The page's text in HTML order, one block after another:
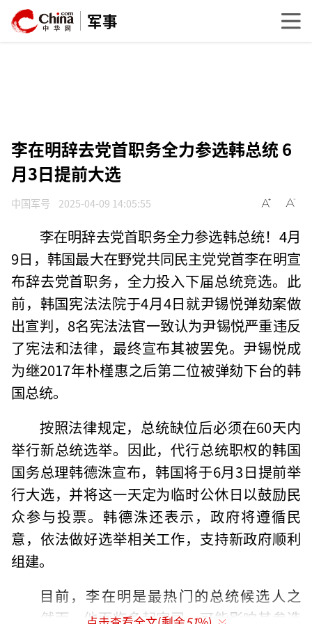
军事
李在明辞去党首职务全力参选韩总统 6
月3日提前大选
中国军号 2025-04-09 14:05:55
李在明辞去党首职务全力参选韩总统！4月
9日，韩国最大在野党共同民主党党首李在明宣
布辞去党首职务，全力投入下届总统竞选。此
前，韩国宪法法院于4月4日就尹锡悦弹劾案做
出宣判，8名宪法法官一致认为尹锡悦严重违反
了宪法和法律，最终宣布其被罢免。尹锡悦成
为继2017年朴槿惠之后第二位被弹劾下台的韩
国总统。
按照法律规定，总统缺位后必须在60天内
举行新总统选举。因此，代行总统职权的韩国
国务总理韩德洙宣布，韩国将于6月3日提前举
行大选，并将这一天定为临时公休日以鼓励民
众参与投票。韩德洙还表示，政府将遵循民
意，依法做好选举相关工作，支持新政府顺利
组建。
目前，李在明是最热门的总统候选人之
一。然而，他面临多起官司，可能影响其参选